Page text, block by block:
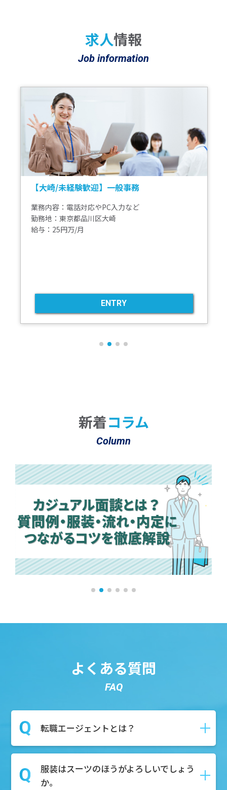
求人情報
Job information
【大崎/未経験歓迎】一般事務
業務内容：電話対応やPC入力など
勤務地：東京都品川区大崎
給与：25円万/月
ENTRY
新着コラム
Column
よくある質問
FAQ
転職エージェントとは？
転職や就職の際に、求職者様が新しい仕
事を見つけるためにサポートしてくれる
服装はスーツのほうがよろしいでしょう
か。